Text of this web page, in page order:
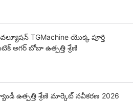
రివల్యూషన్ TGMachine యొక్క పూర్తి
అగర్ బోబా ఉత్పత్తి శ్రేణి
ఉత్పత్తి శ్రేణి మార్కెట్ నవీకరణ 2026